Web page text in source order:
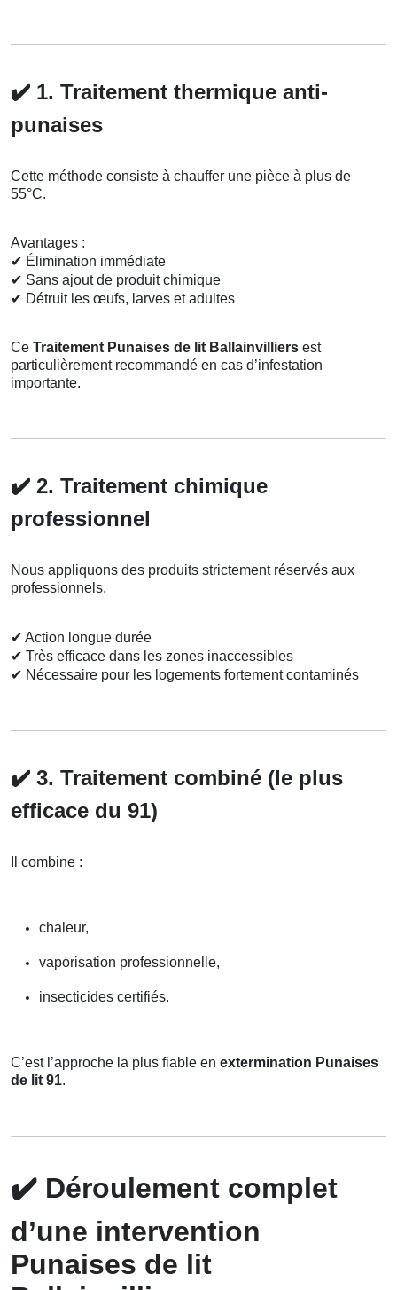
✔️ 1. Traitement thermique anti-
punaises
Cette méthode consiste à chauffer une pièce à plus de
55°C.
Avantages :
✔ Élimination immédiate
✔ Sans ajout de produit chimique
✔ Détruit les œufs, larves et adultes
Ce Traitement Punaises de lit Ballainvilliers est
particulièrement recommandé en cas d’infestation
importante.
✔️ 2. Traitement chimique
professionnel
Nous appliquons des produits strictement réservés aux
professionnels.
✔ Action longue durée
✔ Très efficace dans les zones inaccessibles
✔ Nécessaire pour les logements fortement contaminés
✔️ 3. Traitement combiné (le plus
efficace du 91)
Il combine :
chaleur,
vaporisation professionnelle,
insecticides certifiés.
C’est l’approche la plus fiable en extermination Punaises
de lit 91.
✔️ Déroulement complet
d’une intervention
Punaises de lit